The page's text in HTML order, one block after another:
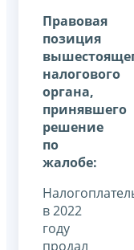
Правовая
позиция
налогового
органа,
принявшего
решение
по
жалобе:
в 2022
году
продал